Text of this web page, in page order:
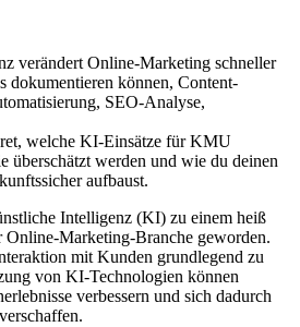
verändert Online-Marketing schneller
dokumentieren können, Content-
SEO-Analyse,
welche KI-Einsätze für KMU
überschätzt werden und wie du deinen
aufbaust.
Intelligenz (KI) zu einem heiß
Online-Marketing-Branche geworden.
mit Kunden grundlegend zu
von KI-Technologien können
verbessern und sich dadurch